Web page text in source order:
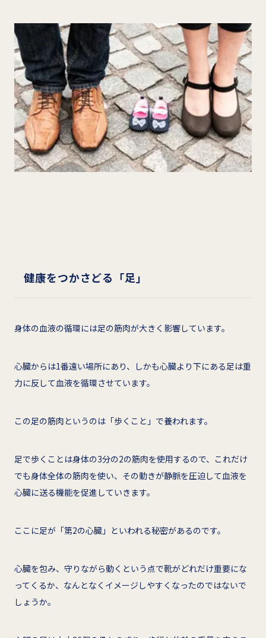
健康をつかさどる「足」
身体の血液の循環には足の筋肉が大きく影響しています。
心臓からは1番遠い場所にあり、しかも心臓より下にある足は重
力に反して血液を循環させています。
この足の筋肉というのは「歩くこと」で養われます。
足で歩くことは身体の3分の2の筋肉を使用するので、これだけ
でも身体全体の筋肉を使い、その動きが静脈を圧迫して血液を
心臓に送る機能を促進していきます。
ここに足が「第2の心臓」といわれる秘密があるのです。
心臓を包み、守りながら動くという点で靴がどれだけ重要にな
ってくるか、なんとなくイメージしやすくなったのではないで
しょうか。